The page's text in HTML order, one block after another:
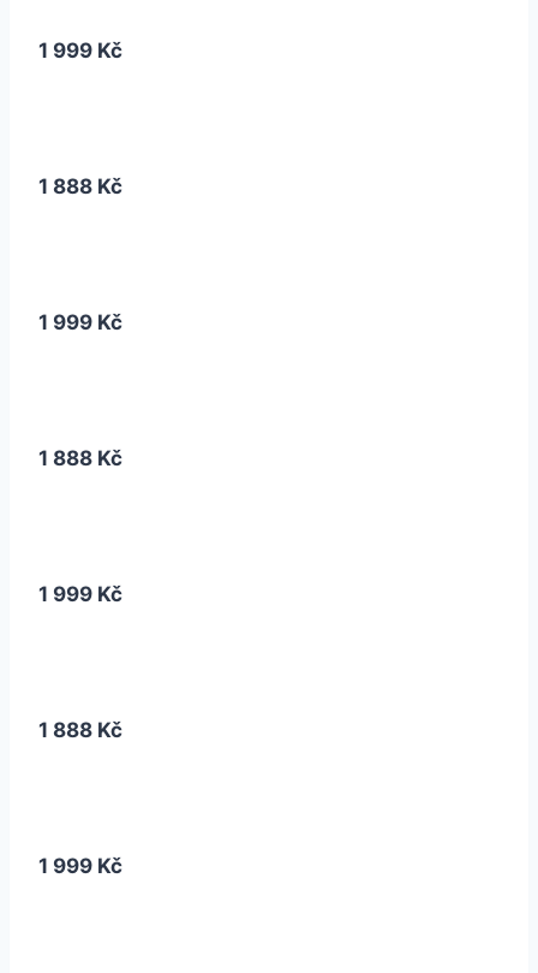
1 999 Kč
1 888 Kč
1 999 Kč
1 888 Kč
1 999 Kč
1 888 Kč
1 999 Kč